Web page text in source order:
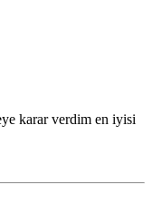
karar verdim en iyisi